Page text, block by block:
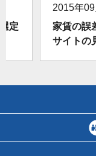
定
2015年09
家賃の誤
サイトの